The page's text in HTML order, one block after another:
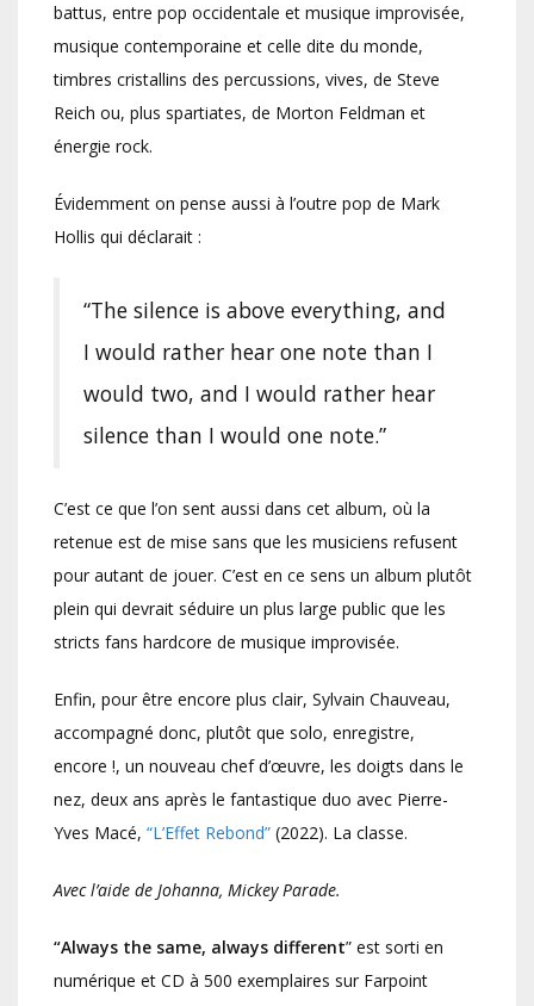
battus, entre pop occidentale et musique improvisée,
musique contemporaine et celle dite du monde,
timbres cristallins des percussions, vives, de Steve
Reich ou, plus spartiates, de Morton Feldman et
énergie rock.
Évidemment on pense aussi à l’outre pop de Mark
Hollis qui déclarait :
“The silence is above everything, and
I would rather hear one note than I
would two, and I would rather hear
silence than I would one note.”
C’est ce que l’on sent aussi dans cet album, où la
retenue est de mise sans que les musiciens refusent
pour autant de jouer. C’est en ce sens un album plutôt
plein qui devrait séduire un plus large public que les
stricts fans hardcore de musique improvisée.
Enfin, pour être encore plus clair, Sylvain Chauveau,
accompagné donc, plutôt que solo, enregistre,
encore !, un nouveau chef d’œuvre, les doigts dans le
nez, deux ans après le fantastique duo avec Pierre-
Yves Macé, “L’Effet Rebond” (2022). La classe.
Avec l’aide de Johanna, Mickey Parade.
“Always the same, always different” est sorti en
numérique et CD à 500 exemplaires sur Farpoint